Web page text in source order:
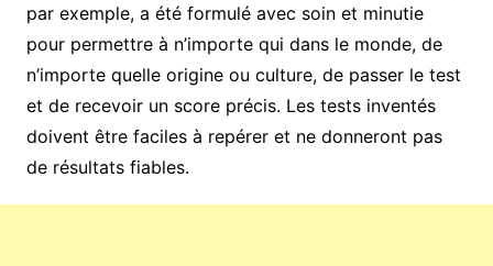
par exemple, a été formulé avec soin et minutie
pour permettre à n’importe qui dans le monde, de
n’importe quelle origine ou culture, de passer le test
et de recevoir un score précis. Les tests inventés
doivent être faciles à repérer et ne donneront pas
de résultats fiables.